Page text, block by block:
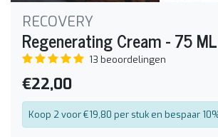
RECOVERY
Regenerating Cream - 75 ML
13 beoordelingen
€22,00
Koop 2 voor €19,80 per stuk en bespaar